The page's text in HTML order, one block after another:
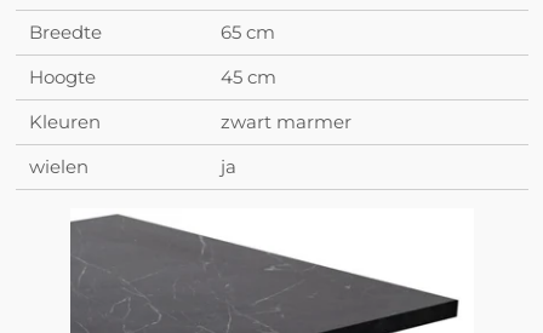
Breedte
65 cm
Hoogte
45 cm
Kleuren
zwart marmer
wielen
ja